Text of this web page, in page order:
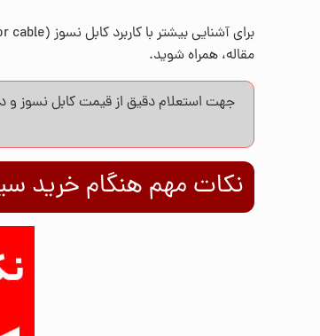
مقاله، همراه شوید.
جهت استعلام دقیق از قیمت کابل نسوز و
نکات مهم هنگام خرید